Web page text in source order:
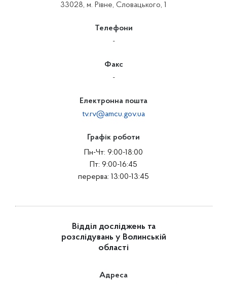
33028, м. Рівне, Словацького, 1
Телефони
-
Факс
-
Електронна пошта
tv.rv@amcu.gov.ua
Графік роботи
Пн-Чт: 9:00-18:00
Пт: 9:00-16:45
перерва: 13:00-13:45
Відділ досліджень та
розслідувань у Волинській
області
Адреса